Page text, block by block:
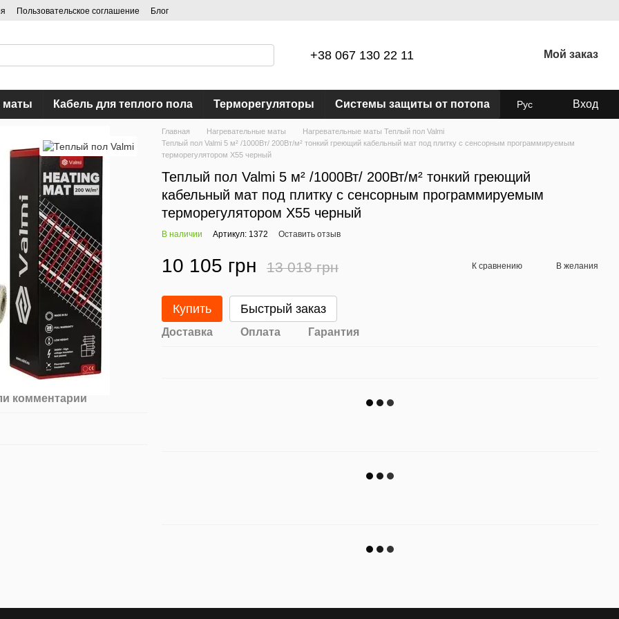
Пользовательское соглашение Блог
+38 067 130 22 11 Мой заказ
маты Кабель для теплого пола Терморегуляторы Системы защиты от потопа Рус Вход
комментарий
Главная Нагревательные маты
Нагревательные маты Теплый пол Valmi
Теплый пол Valmi 5 м² /1000Вт/ 200Вт/м² тонкий греющий кабельный мат под плитку с сенсорным программируемым
терморегулятором X55 черный
Теплый пол Valmi 5 м² /1000Вт/ 200Вт/м² тонкий греющий
кабельный мат под плитку с сенсорным программируемым
терморегулятором X55 черный
В наличии Артикул: 1372 Оставить отзыв
10 105 грн 13 018 грн К сравнению В желания
Купить Быстрый заказ
Доставка Оплата Гарантия